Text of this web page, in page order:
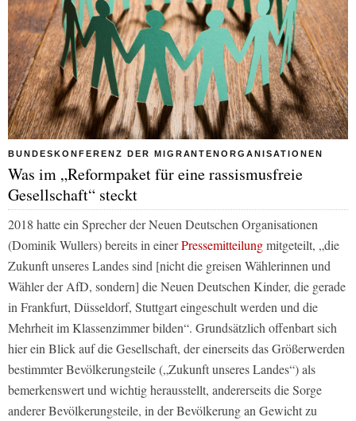
BUNDESKONFERENZ DER MIGRANTENORGANISATIONEN
Was im „Reformpaket für eine rassismusfreie
Gesellschaft“ steckt
2018 hatte ein Sprecher der Neuen Deutschen Organisationen
(Dominik Wullers) bereits in einerPressemitteilungmitgeteilt, „die
Zukunft unseres Landes sind [nicht die greisen Wählerinnen und
Wähler der AfD, sondern] die Neuen Deutschen Kinder, die gerade
in Frankfurt, Düsseldorf, Stuttgart eingeschult werden und die
Mehrheit im Klassenzimmer bilden“. Grundsätzlich offenbart sich
hier ein Blick auf die Gesellschaft, der einerseits das Größerwerden
bestimmter Bevölkerungsteile („Zukunft unseres Landes“) als
bemerkenswert und wichtig herausstellt, andererseits die Sorge
anderer Bevölkerungsteile, in der Bevölkerung an Gewicht zu